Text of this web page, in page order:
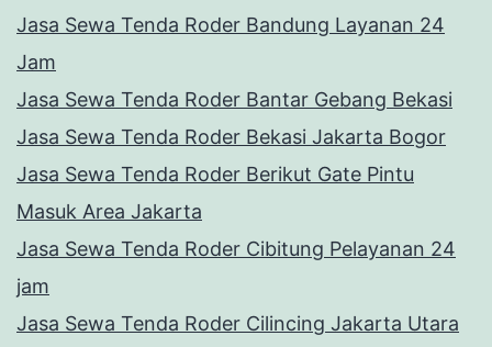
Jasa Sewa Tenda Roder Bandung Layanan 24
Jam
Jasa Sewa Tenda Roder Bantar Gebang Bekasi
Jasa Sewa Tenda Roder Bekasi Jakarta Bogor
Jasa Sewa Tenda Roder Berikut Gate Pintu
Masuk Area Jakarta
Jasa Sewa Tenda Roder Cibitung Pelayanan 24
jam
Jasa Sewa Tenda Roder Cilincing Jakarta Utara